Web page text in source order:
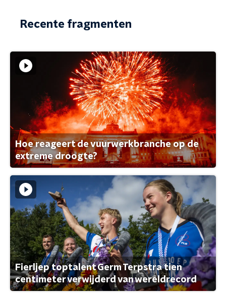
Recente fragmenten
Hoe reageert de vuurwerkbranche op de
extreme droogte?
Fierljep toptalent Germ Terpstra tien
centimeter verwijderd van wereldrecord